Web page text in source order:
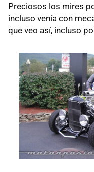
Preciosos los mires
incluso venía con
que veo así, incluso